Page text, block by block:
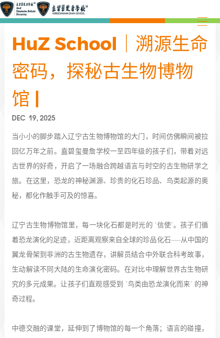
HuZ School｜溯源生命
密码，探秘古生物博物
馆 |
DEC 19, 2025
当小小的脚步踏入辽宁古生物博物馆的大门，时间仿佛瞬间被拉
回亿万年之前。盍碧玺曼詹学校一至四年级的孩子们，带着对远
古世界的好奇，开启了一场融合跨越语言与时空的古生物研学之
旅。在这里，恐龙的神秘渊源、珍贵的化石珍品、鸟类起源的奥
秘，都化作触手可及的惊喜。
辽宁古生物博物馆里，每一块化石都是时光的 “信使”。孩子们循
着恐龙演化的足迹，近距离观察来自全球的珍品化石——从中国的
翼龙骨架到非洲的古生物遗存，讲解员结合中外联合科考故事，
生动解读不同大陆的生命演化密码。在对比中理解世界古生物研
究的多元成果。让孩子们直观感受到 “鸟类由恐龙演化而来” 的神
奇过程。
中德交融的课堂，延伸到了博物馆的每一个角落；语言的碰撞，